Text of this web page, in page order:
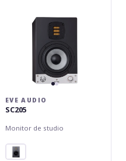
EVE AUDIO
SC205
Monitor de studio